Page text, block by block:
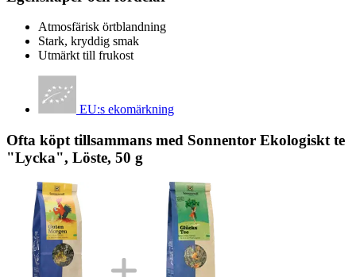
Atmosfärisk örtblandning
Stark, kryddig smak
Utmärkt till frukost
EU:s ekomärkning
Ofta köpt tillsammans med Sonnentor Ekologiskt te
"Lycka", Löste, 50 g